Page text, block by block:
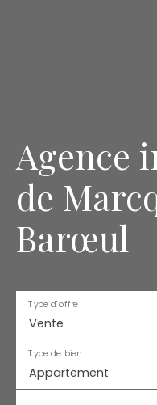
Agence
de
Barœul
Vente
Type d'offre
Appartement
Type de bien